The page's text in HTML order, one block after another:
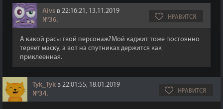
Aivs в 22:16:21, 13.11.2019
№36, НРАВИТСЯ
А какой расы твой персонаж?Мой каджит тоже постоянно
теряет маску, а вот на спутниках держится как
приклеенная.
Tyk_Tyk в 22:01:55, 18.01.2019
№34, НРАВИТСЯ